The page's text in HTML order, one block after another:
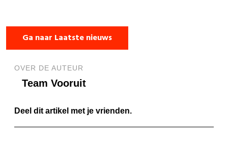
Ga naar Laatste nieuws
OVER DE AUTEUR
Team Vooruit
Deel dit artikel met je vrienden.